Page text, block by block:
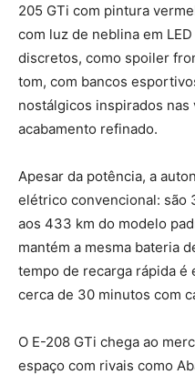
205 GTi com pintura
com luz de neblina em
discretos, como spoiler
tom, com bancos
nostálgicos inspirados nas
acabamento refinado.
Apesar da potência, a
elétrico convencional: são
aos 433 km do modelo
mantém a mesma bateria
tempo de recarga rápida é
cerca de 30 minutos com
O E-208 GTi chega ao
espaço com rivais como